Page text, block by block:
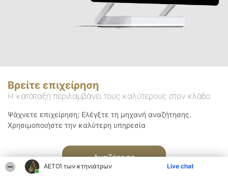
ΑΕΤΟΊ των κτηνιάτρων Live chat
Βρείτε επιχείρηση
Η κατάταξη περιλαμβάνει τους καλύτερους στον κλάδο
Ψάχνετε επιχείρηση; Ελέγξτε τη μηχανή αναζήτησης.
Χρησιμοποιήστε την καλύτερη υπηρεσία
Αναζήτηση